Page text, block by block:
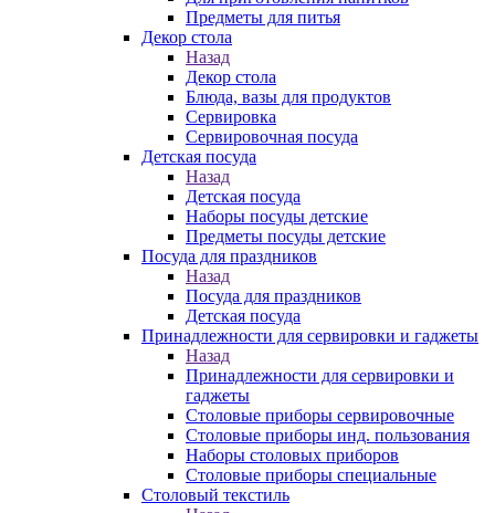
Предметы для питья
Декор стола
Назад
Декор стола
Блюда, вазы для продуктов
Сервировка
Сервировочная посуда
Детская посуда
Назад
Детская посуда
Наборы посуды детские
Предметы посуды детские
Посуда для праздников
Назад
Посуда для праздников
Детская посуда
Принадлежности для сервировки и гаджеты
Назад
Принадлежности для сервировки и
гаджеты
Столовые приборы сервировочные
Столовые приборы инд. пользования
Наборы столовых приборов
Столовые приборы специальные
Столовый текстиль